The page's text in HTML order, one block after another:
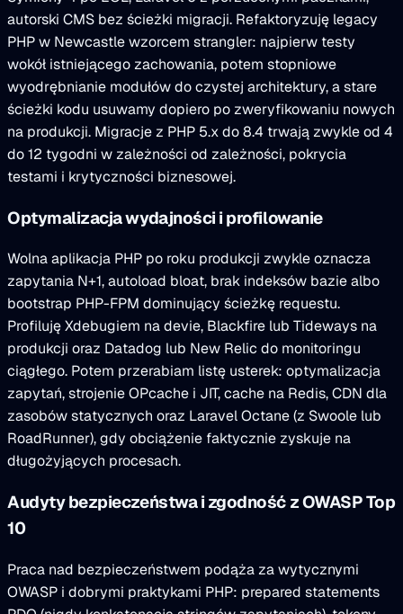
autorski CMS bez ścieżki migracji. Refaktoryzuję legacy
PHP w Newcastle wzorcem strangler: najpierw testy
wokół istniejącego zachowania, potem stopniowe
wyodrębnianie modułów do czystej architektury, a stare
ścieżki kodu usuwamy dopiero po zweryfikowaniu nowych
na produkcji. Migracje z PHP 5.x do 8.4 trwają zwykle od 4
do 12 tygodni w zależności od zależności, pokrycia
testami i krytyczności biznesowej.
Optymalizacja wydajności i profilowanie
Wolna aplikacja PHP po roku produkcji zwykle oznacza
zapytania N+1, autoload bloat, brak indeksów bazie albo
bootstrap PHP-FPM dominujący ścieżkę requestu.
Profiluję Xdebugiem na devie, Blackfire lub Tideways na
produkcji oraz Datadog lub New Relic do monitoringu
ciągłego. Potem przerabiam listę usterek: optymalizacja
zapytań, strojenie OPcache i JIT, cache na Redis, CDN dla
zasobów statycznych oraz Laravel Octane (z Swoole lub
RoadRunner), gdy obciążenie faktycznie zyskuje na
długożyjących procesach.
Audyty bezpieczeństwa i zgodność z OWASP Top
10
Praca nad bezpieczeństwem podąża za wytycznymi
OWASP i dobrymi praktykami PHP: prepared statements